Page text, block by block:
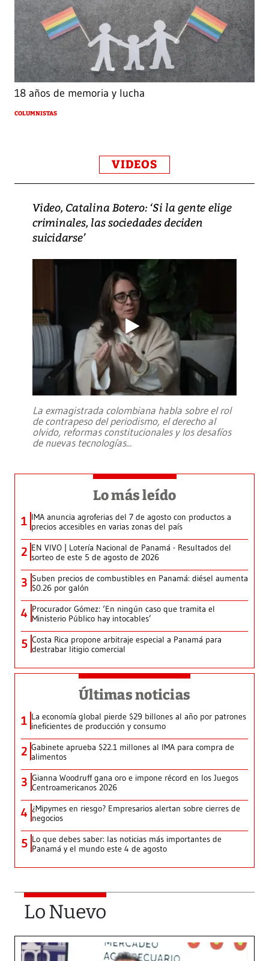
18 años de memoria y lucha
COLUMNISTAS
VIDEOS
Video, Catalina Botero: ‘Si la gente elige
criminales, las sociedades deciden
suicidarse’
La exmagistrada colombiana habla sobre el rol
de contrapeso del periodismo, el derecho al
olvido, reformas constitucionales y los desafíos
de nuevas tecnologías...
Lo más leído
1 IMA anuncia agroferias del 7 de agosto con productos a
precios accesibles en varias zonas del país
2 EN VIVO | Lotería Nacional de Panamá - Resultados del
sorteo de este 5 de agosto de 2026
3 Suben precios de combustibles en Panamá: diésel aumenta
$0.26 por galón
4 Procurador Gómez: ‘En ningún caso que tramita el
Ministerio Público hay intocables’
5 Costa Rica propone arbitraje especial a Panamá para
destrabar litigio comercial
Últimas noticias
1 La economía global pierde $29 billones al año por patrones
ineficientes de producción y consumo
2 Gabinete aprueba $22.1 millones al IMA para compra de
alimentos
3 Gianna Woodruff gana oro e impone récord en los Juegos
Centroamericanos 2026
4 ¿Mipymes en riesgo? Empresarios alertan sobre cierres de
negocios
5 Lo que debes saber: las noticias más importantes de
Panamá y el mundo este 4 de agosto
Lo Nuevo